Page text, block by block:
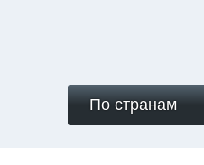
По странам